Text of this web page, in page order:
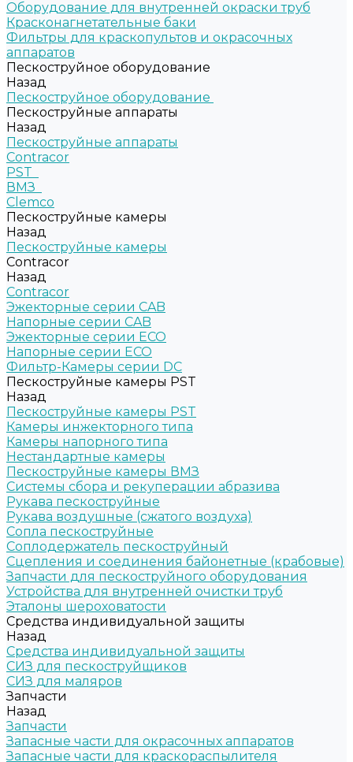
Оборудование для внутренней окраски труб
Красконагнетательные баки
Фильтры для краскопультов и окрасочных
аппаратов
Пескоструйное оборудование
Назад
Пескоструйное оборудование
Пескоструйные аппараты
Назад
Пескоструйные аппараты
Contracor
PST
ВМЗ
Clemco
Пескоструйные камеры
Назад
Пескоструйные камеры
Contracor
Назад
Contracor
Эжекторные серии CAB
Напорные серии CAB
Эжекторные серии ECO
Напорные серии ECO
Фильтр-Камеры серии DC
Пескоструйные камеры PST
Назад
Пескоструйные камеры PST
Камеры инжекторного типа
Камеры напорного типа
Нестандартные камеры
Пескоструйные камеры ВМЗ
Системы сбора и рекуперации абразива
Рукава пескоструйные
Рукава воздушные (сжатого воздуха)
Сопла пескоструйные
Соплодержатель пескоструйный
Сцепления и соединения байонетные (крабовые)
Запчасти для пескоструйного оборудования
Устройства для внутренней очистки труб
Эталоны шероховатости
Средства индивидуальной защиты
Назад
Средства индивидуальной защиты
СИЗ для пескоструйщиков
СИЗ для маляров
Запчасти
Назад
Запчасти
Запасные части для окрасочных аппаратов
Запасные части для краскораспылителя